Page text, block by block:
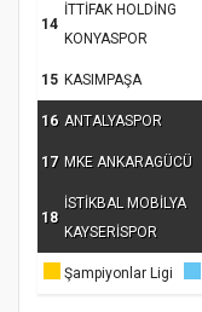
14
İTTİFAK HOLDİNG
KONYASPOR
15 KASIMPAŞA
16 ANTALYASPOR
17 MKE ANKARAGÜCÜ
18
İSTİKBAL MOBİLYA
KAYSERİSPOR
Şampiyonlar Ligi